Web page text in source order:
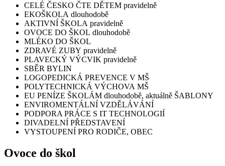
CELÉ ČESKO ČTE DĚTEM pravidelně
EKOŠKOLA dlouhodobě
AKTIVNÍ ŠKOLA pravidelně
OVOCE DO ŠKOL dlouhodobě
MLÉKO DO ŠKOL
ZDRAVÉ ZUBY pravidelně
PLAVECKÝ VÝCVIK pravidelně
SBĚR BYLIN
LOGOPEDICKÁ PREVENCE V MŠ
POLYTECHNICKÁ VÝCHOVA MŠ
EU PENÍZE ŠKOLÁM dlouhodobě, aktuálně ŠABLONY
ENVIROMENTÁLNÍ VZDĚLÁVÁNÍ
PODPORA PRÁCE S IT TECHNOLOGIÍ
DIVADELNÍ PŘEDSTAVENÍ
VYSTOUPENÍ PRO RODIČE, OBEC
Ovoce do škol